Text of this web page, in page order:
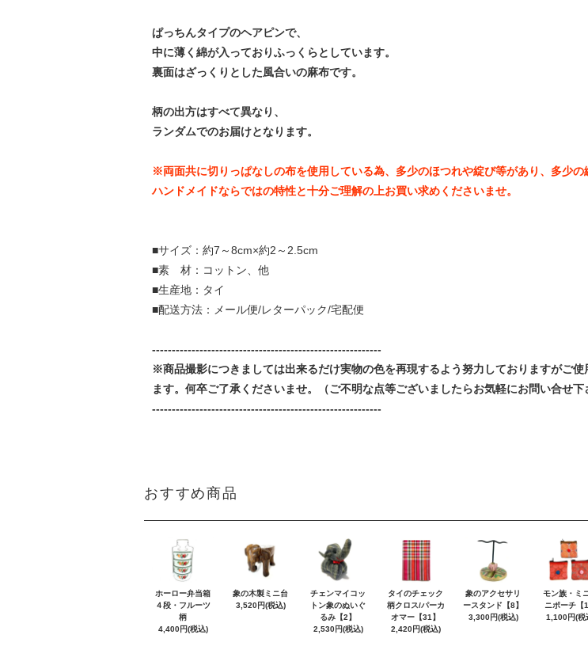
ぱっちんタイプのヘアピンで、
中に薄く綿が入っておりふっくらとしています。
裏面はざっくりとした風合いの麻布です。
柄の出方はすべて異なり、
ランダムでのお届けとなります。
※両面共に切りっぱなしの布を使用している為、多少のほつれや綻び等があり、多少の
ハンドメイドならではの特性と十分ご理解の上お買い求めくださいませ。
■サイズ：約7～8cm×約2～2.5cm
■素 材：コットン、他
■生産地：タイ
■配送方法：メール便/レターパック/宅配便
----------------------------------------------------------
※商品撮影につきましては出来るだけ実物の色を再現するよう努力しておりますがご
ます。何卒ご了承くださいませ。（ご不明な点等ございましたらお気軽にお問い合せ下
----------------------------------------------------------
おすすめ商品
ホーロー弁当箱
４段・フルーツ
柄
4,400円(税込)
象の木製ミニ台
3,520円(税込)
チェンマイコッ
トン象のぬいぐ
るみ【2】
2,530円(税込)
タイのチェック
柄クロス/パーカ
オマー【31】
2,420円(税込)
象のアクセサリ
ースタンド【8】
3,300円(税込)
モン族・ミ
ニポーチ【1
1,100円(税